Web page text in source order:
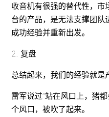
收音机有很强的替代性，市
台的产品，是无法支撑团
成功经验并重新出发。
2. 复盘
总结起来，我们的经验就是
雷军说过“站在风口上，猪
个风口，被吹了起来。